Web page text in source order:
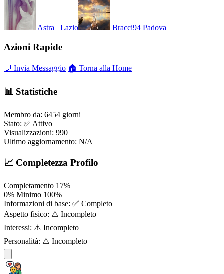
Astra_ Lazio Bracci94 Padova
Azioni Rapide
💬 Invia Messaggio 🏠 Torna alla Home
📊 Statistiche
Membro da: 6454 giorni
Stato: ✅ Attivo
Visualizzazioni: 990
Ultimo aggiornamento: N/A
📈 Completezza Profilo
Completamento 17%
0% Minimo 100%
Informazioni di base: ✅ Completo
Aspetto fisico: ⚠️ Incompleto
Interessi: ⚠️ Incompleto
Personalità: ⚠️ Incompleto